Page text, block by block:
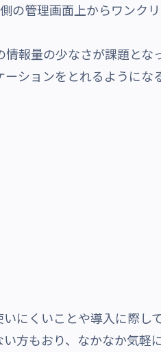
の管理画面上からワンク
報量の少なさが課題とな
ションをとれるようにな
にくいことや導入に際し
方もおり、なかなか気軽